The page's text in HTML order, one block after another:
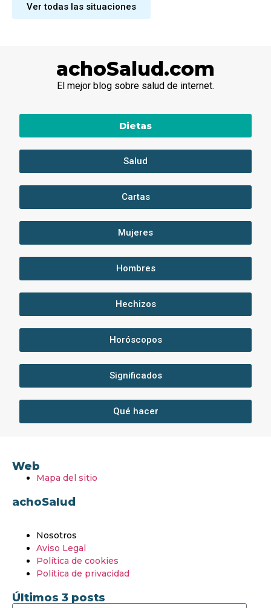
Ver todas las situaciones
achoSalud.com
El mejor blog sobre salud de internet.
Salud
Cartas
Mujeres
Hombres
Hechizos
Horóscopos
Significados
Qué hacer
Dietas
Web
Mapa del sitio
achoSalud
Nosotros
Aviso Legal
Política de cookies
Política de privacidad
Últimos 3 posts